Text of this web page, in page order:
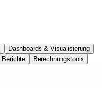
Dashboards & Visualisierung
Berichte Berechnungstools